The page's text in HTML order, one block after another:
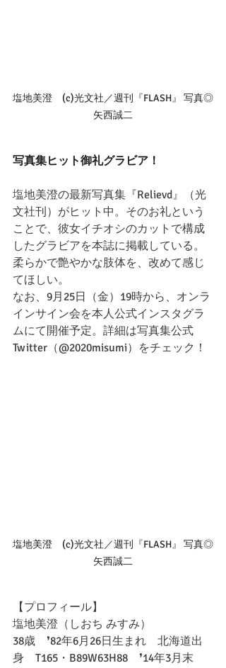
塩地美澄　(c)光文社／週刊『FLASH』 写真◎
矢西誠二
写真集ヒット御礼グラビア！
塩地美澄の最新写真集『Relievd』（光
文社刊）がヒット中。そのお礼という
ことで、彼女イチオシのカットで構成
したグラビアを本誌に掲載している。
柔らかで艶やかな肢体を、改めて感じ
てほしい。
なお、9月25日（金）19時から、オンラ
インサイン会を本人公式インスタグラ
ムにて開催予定。詳細は写真集公式
Twitter（@2020misumi）をチェック！
塩地美澄　(c)光文社／週刊『FLASH』 写真◎
矢西誠二
【プロフィール】
塩地美澄（しおち みすみ）
38歳　❜82年6月26日生まれ　北海道出
身　T165・B89W63H88　❜14年3月末